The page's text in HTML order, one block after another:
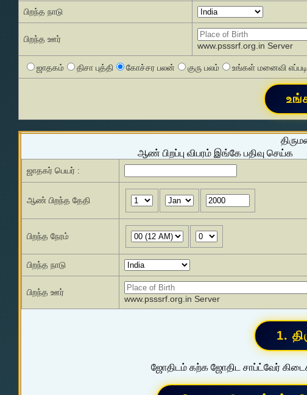
பிறந்த நாடு
பிறந்த ஊர்
www.psssrf.org.in Server
ஜாதகம் திசா புத்தி கோச்சர பலன் குரு பலம் உங்கள் மனைவி
ஆண் பிறப்பு விபரம் இங்கே பதிவு செய்க
ஜாதகர் பெயர் :
ஆண் பிறந்த தேதி
பிறந்த நேரம்
பிறந்த நாடு
பிறந்த ஊர்
www.psssrf.org.in Server
ஜோதிடம் கற்க ஜோதிட சாப்ட்வேர்